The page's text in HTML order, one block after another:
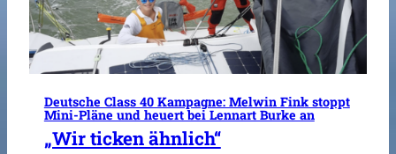
Deutsche Class 40 Kampagne: Melwin Fink stoppt
Mini-Pläne und heuert bei Lennart Burke an
„Wir ticken ähnlich“